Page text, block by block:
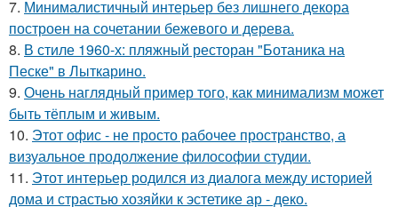
7. Минималистичный интерьер без лишнего декора
построен на сочетании бежевого и дерева.
8. В стиле 1960-х: пляжный ресторан "Ботаника на
Песке" в Лыткарино.
9. Очень наглядный пример того, как минимализм может
быть тёплым и живым.
10. Этот офис - не просто рабочее пространство, а
визуальное продолжение философии студии.
11. Этот интерьер родился из диалога между историей
дома и страстью хозяйки к эстетике ар - деко.